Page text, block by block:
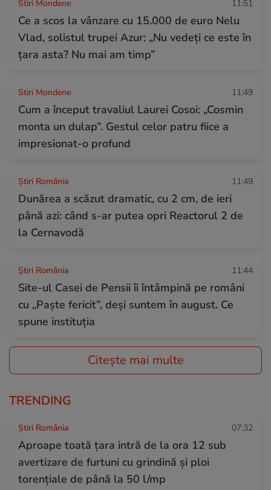
Stiri Mondene 11:51
Ce a scos la vânzare cu 15.000 de euro Nelu
Vlad, solistul trupei Azur: „Nu vedeți ce este în
țara asta? Nu mai am timp”
Stiri Mondene 11:49
Cum a început travaliul Laurei Cosoi: „Cosmin
monta un dulap”. Gestul celor patru fiice a
impresionat-o profund
Știri România 11:49
Dunărea a scăzut dramatic, cu 2 cm, de ieri
până azi: când s-ar putea opri Reactorul 2 de
la Cernavodă
Știri România 11:44
Site-ul Casei de Pensii îi întâmpină pe români
cu „Paște fericit”, deși suntem în august. Ce
spune instituția
Citește mai multe
TRENDING
Știri România 07:32
Aproape toată țara intră de la ora 12 sub
avertizare de furtuni cu grindină și ploi
torențiale de până la 50 l/mp